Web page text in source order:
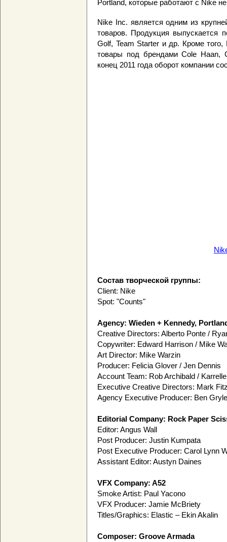
Portland, которые работают с Nike
Nike Inc. является одним из
товаров. Продукция выпускается
Golf, Team Starter и др. Кроме
товары под брендами Cole Haan,
конец 2011 года оборот компании
Состав творческой группы:
Client: Nike
Spot: "Counts"
Agency: Wieden + Kennedy,
Creative Directors: Alberto Ponte /
Copywriter: Edward Harrison / Mike
Art Director: Mike Warzin
Producer: Felicia Glover / Jen Dennis
Account Team: Rob Archibald /
Executive Creative Directors: Mark
Agency Executive Producer: Ben
Editorial Company: Rock Paper
Editor: Angus Wall
Post Producer: Justin Kumpata
Post Executive Producer: Carol Lynn
Assistant Editor: Austyn Daines
VFX Company: A52
Smoke Artist: Paul Yacono
VFX Producer: Jamie McBriety
Titles/Graphics: Elastic – Ekin Akalin
Composer: Groove Armada